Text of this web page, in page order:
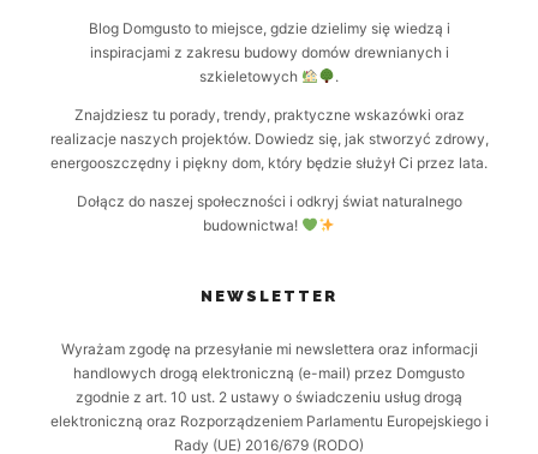
Blog Domgusto to miejsce, gdzie dzielimy się wiedzą i
inspiracjami z zakresu budowy domów drewnianych i
szkieletowych
.
Znajdziesz tu porady, trendy, praktyczne wskazówki oraz
realizacje naszych projektów. Dowiedz się, jak stworzyć zdrowy,
energooszczędny i piękny dom, który będzie służył Ci przez lata.
Dołącz do naszej społeczności i odkryj świat naturalnego
budownictwa!
NEWSLETTER
Wyrażam zgodę na przesyłanie mi newslettera oraz informacji
handlowych drogą elektroniczną (e-mail) przez Domgusto
zgodnie z art. 10 ust. 2 ustawy o świadczeniu usług drogą
elektroniczną oraz Rozporządzeniem Parlamentu Europejskiego i
Rady (UE) 2016/679 (RODO)